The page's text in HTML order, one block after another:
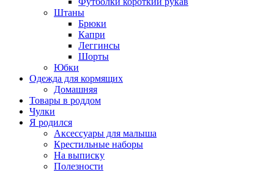
Штаны
Брюки
Капри
Леггинсы
Шорты
Юбки
Одежда для кормящих
Домашняя
Товары в роддом
Чулки
Я родился
Аксессуары для малыша
Крестильные наборы
На выписку
Полезности